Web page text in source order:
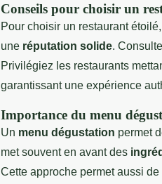
Conseils pour choisir un
Pour choisir un restaurant
une réputation solide.
Privilégiez les restaurants
garantissant une expérience
Importance du menu
Un menu dégustation permet
met souvent en avant des
Cette approche permet aussi